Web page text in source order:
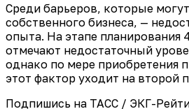
Среди барьеров, которые
собственного бизнеса, —
опыта. На этапе планирования
отмечают недостаточный
однако по мере приобретения
этот фактор уходит на второй
Подпишись на ТАСС / ЭКГ-